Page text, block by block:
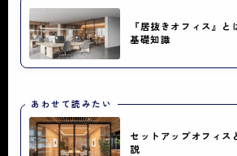
『居抜きオフィス』
基礎知識
あわせて読みたい
セットアップオフィス
説